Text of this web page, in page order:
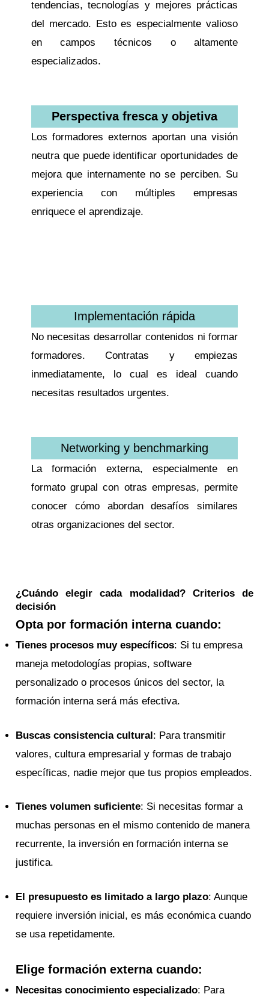
tendencias, tecnologías y mejores prácticas
del mercado. Esto es especialmente valioso
en campos técnicos o altamente
especializados.
Perspectiva fresca y objetiva
Los formadores externos aportan una visión
neutra que puede identificar oportunidades de
mejora que internamente no se perciben. Su
experiencia con múltiples empresas
enriquece el aprendizaje.
Implementación rápida
No necesitas desarrollar contenidos ni formar
formadores. Contratas y empiezas
inmediatamente, lo cual es ideal cuando
necesitas resultados urgentes.
Networking y benchmarking
La formación externa, especialmente en
formato grupal con otras empresas, permite
conocer cómo abordan desafíos similares
otras organizaciones del sector.
¿Cuándo elegir cada modalidad? Criterios de
decisión
Opta por formación interna cuando:
Tienes procesos muy específicos: Si tu empresa
maneja metodologías propias, software
personalizado o procesos únicos del sector, la
formación interna será más efectiva.
Buscas consistencia cultural: Para transmitir
valores, cultura empresarial y formas de trabajo
específicas, nadie mejor que tus propios empleados.
Tienes volumen suficiente: Si necesitas formar a
muchas personas en el mismo contenido de manera
recurrente, la inversión en formación interna se
justifica.
El presupuesto es limitado a largo plazo: Aunque
requiere inversión inicial, es más económica cuando
se usa repetidamente.
Elige formación externa cuando:
Necesitas conocimiento especializado: Para